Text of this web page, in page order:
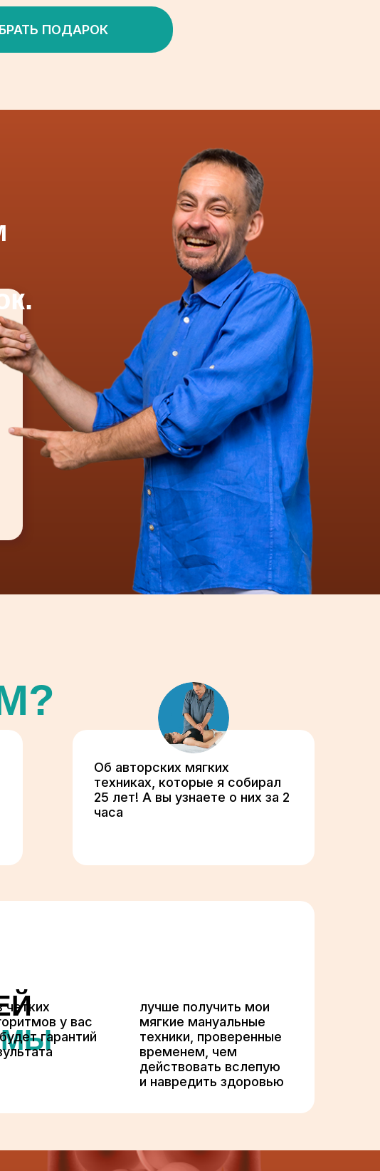
ПОДАРОК
Об авторских мягких
техниках, которые я собирал
25 лет! А вы узнаете о них за 2
часа
четких
у вас
гарантий
лучше получить мои
мягкие мануальные
техники, проверенные
временем, чем
действовать вслепую
и навредить здоровью